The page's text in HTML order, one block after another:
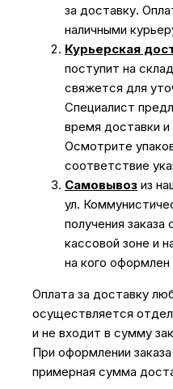
за доставку.
наличными
Курьерская
поступит на
свяжется для
Специалист
время доставки
Осмотрите
соответствие
Самовывоз из
ул.
получения
кассовой зоне и
на кого оформлен
Оплата за доставку
осуществляется
и не входит в сумму
При оформлении
примерная сумма